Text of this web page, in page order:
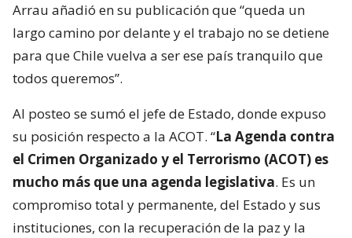
Arrau añadió en su publicación que “queda un
largo camino por delante y el trabajo no se detiene
para que Chile vuelva a ser ese país tranquilo que
todos queremos”.
Al posteo se sumó el jefe de Estado, donde expuso
su posición respecto a la ACOT. “La Agenda contra
el Crimen Organizado y el Terrorismo (ACOT) es
mucho más que una agenda legislativa. Es un
compromiso total y permanente, del Estado y sus
instituciones, con la recuperación de la paz y la